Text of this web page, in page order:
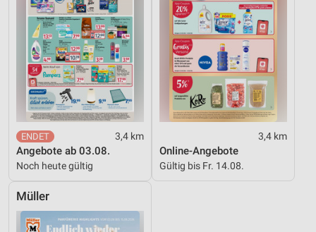
3,4 km
Angebote ab 03.08.
Noch heute gültig
3,4 km
Online-Angebote
Gültig bis Fr. 14.08.
Müller